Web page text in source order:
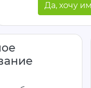
Да, хочу